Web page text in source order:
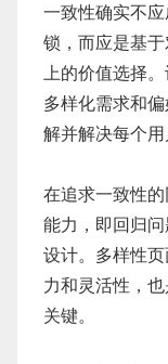
一致性确实不
锁，而应是基
上的价值选择
多样化需求和
解并解决每个用
在追求一致性
能力，即回归
设计。多样性
力和灵活性，
关键。